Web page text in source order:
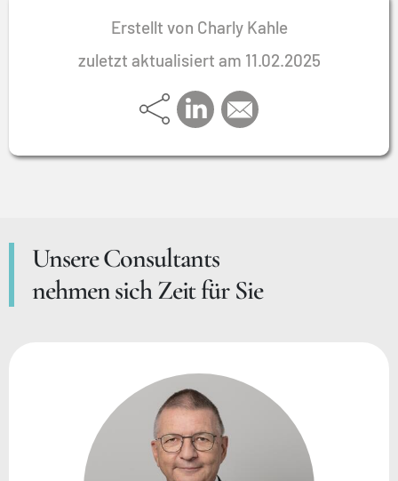
weiterzuentwickeln. Seine diplomatischen
Unternehmens (Public Private Partnership) zur
Entwicklung von Elektroflugzeugen sowie in der
Lobbyarbeit für Luftfahrtthemen bei der
Erstellt von Charly Kahle
zuletzt aktualisiert am 11.02.2025
Unsere Consultants
nehmen sich Zeit für Sie